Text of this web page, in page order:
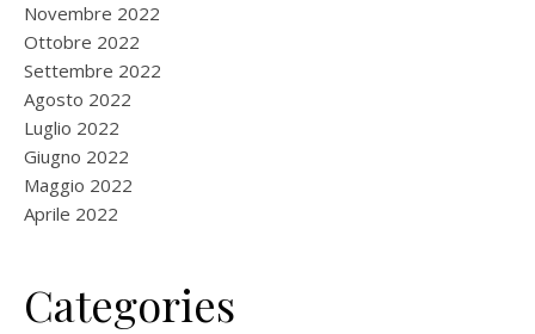
Novembre 2022
Ottobre 2022
Settembre 2022
Agosto 2022
Luglio 2022
Giugno 2022
Maggio 2022
Aprile 2022
Categories